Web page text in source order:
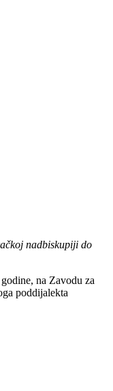
nadbiskupiji do
na Zavodu za
poddijalekta